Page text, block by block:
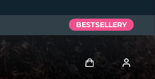
BESTSELLERY